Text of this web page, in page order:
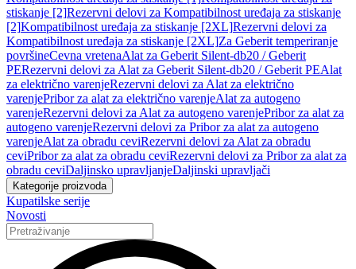
stiskanje [2]Rezervni delovi za Kompatibilnost uređaja za stiskanje
[2]Kompatibilnost uređaja za stiskanje [2XL]Rezervni delovi za
Kompatibilnost uređaja za stiskanje [2XL]Za Geberit temperiranje
površineCevna vretenaAlat za Geberit Silent-db20 / Geberit
PERezervni delovi za Alat za Geberit Silent-db20 / Geberit PEAlat
za električno varenjeRezervni delovi za Alat za električno
varenjePribor za alat za električno varenjeAlat za autogeno
varenjeRezervni delovi za Alat za autogeno varenjePribor za alat za
autogeno varenjeRezervni delovi za Pribor za alat za autogeno
varenjeAlat za obradu ceviRezervni delovi za Alat za obradu
ceviPribor za alat za obradu ceviRezervni delovi za Pribor za alat za
obradu ceviDaljinsko upravljanjeDaljinski upravljači
Kategorije proizvoda
Kupatilske serije
Novosti